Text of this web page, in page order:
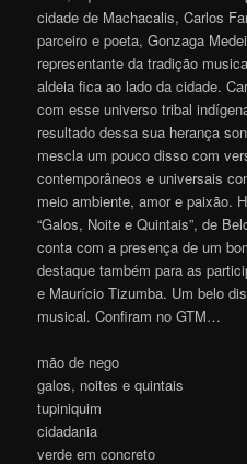
cidade de Machacalis, Carlos
parceiro e poeta, Gonzaga
representante da tradição
aldeia fica ao lado da cidade.
com esse universo tribal
resultado dessa sua herança
mescla um pouco disso com
contemporâneos e universais
meio ambiente, amor e paixão.
“Galos, Noite e Quintais”, de
conta com a presença de um
destaque também para as
e Maurício Tizumba. Um belo
musical. Confiram no GTM…
mão de nego
galos, noites e quintais
tupiniquim
cidadania
verde em concreto